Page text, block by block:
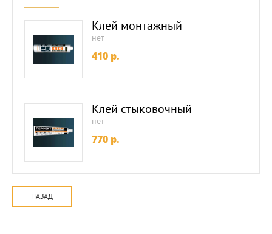
Клей монтажный
нет
410 p.
Клей стыковочный
нет
770 p.
НАЗАД